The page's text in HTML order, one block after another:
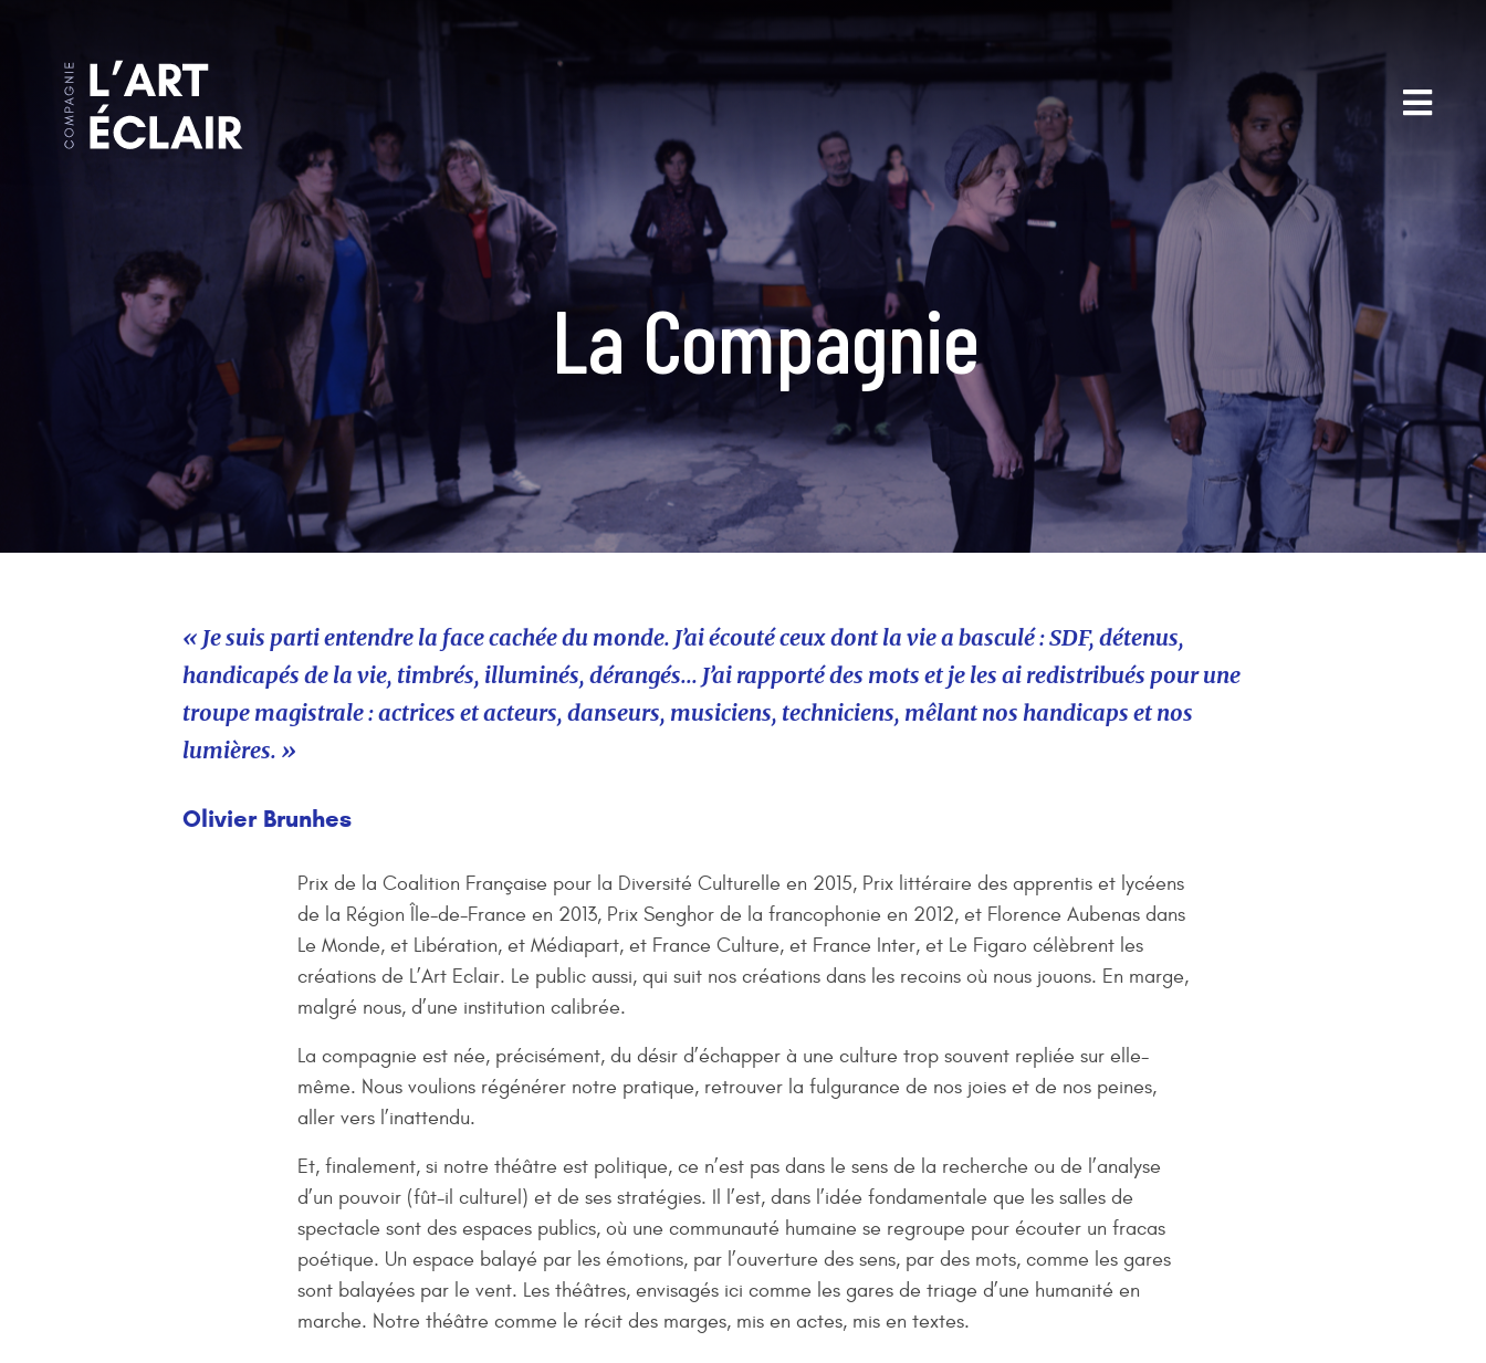
La Compagnie
« Je suis parti entendre la face cachée du monde. J’ai écouté ceux dont la vie a basculé : SDF, détenus,
handicapés de la vie, timbrés, illuminés, dérangés... J’ai rapporté des mots et je les ai redistribués pour une
troupe magistrale : actrices et acteurs, danseurs, musiciens, techniciens, mêlant nos handicaps et nos
lumières. »
Olivier Brunhes
Prix de la Coalition Française pour la Diversité Culturelle en 2015, Prix littéraire des apprentis et lycéens
de la Région Île-de-France en 2013, Prix Senghor de la francophonie en 2012, et Florence Aubenas dans
Le Monde, et Libération, et Médiapart, et France Culture, et France Inter, et Le Figaro célèbrent les
créations de L’Art Eclair. Le public aussi, qui suit nos créations dans les recoins où nous jouons. En marge,
malgré nous, d’une institution calibrée.
La compagnie est née, précisément, du désir d’échapper à une culture trop souvent repliée sur elle-
même. Nous voulions régénérer notre pratique, retrouver la fulgurance de nos joies et de nos peines,
aller vers l’inattendu.
Et, finalement, si notre théâtre est politique, ce n’est pas dans le sens de la recherche ou de l’analyse
d’un pouvoir (fût-il culturel) et de ses stratégies. Il l’est, dans l’idée fondamentale que les salles de
spectacle sont des espaces publics, où une communauté humaine se regroupe pour écouter un fracas
poétique. Un espace balayé par les émotions, par l’ouverture des sens, par des mots, comme les gares
sont balayées par le vent. Les théâtres, envisagés ici comme les gares de triage d’une humanité en
marche. Notre théâtre comme le récit des marges, mis en actes, mis en textes.